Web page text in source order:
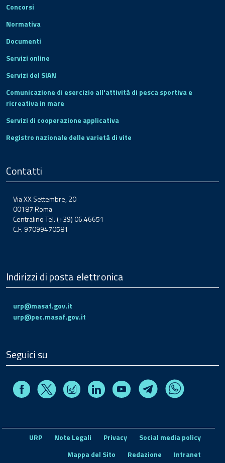
Concorsi
Normativa
Documenti
Servizi online
Servizi del SIAN
Comunicazione di esercizio all'attività di pesca sportiva e
ricreativa in mare
Servizi di cooperazione applicativa
Registro nazionale delle varietà di vite
Contatti
Via XX Settembre, 20
00187 Roma
Centralino Tel. (+39) 06.46651
C.F. 97099470581
Indirizzi di posta elettronica
urp@masaf.gov.it
urp@pec.masaf.gov.it
Seguici su
FacebookX InstagramLinkedin Youtube TelegramWhatsapp
URP Note Legali Privacy
Social media policy
Mappa del Sito
Redazione Intranet